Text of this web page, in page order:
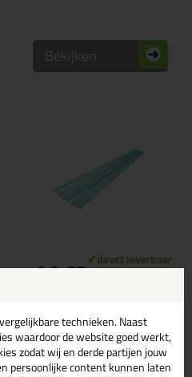
Bekijken
van 5
Hulpmiddel om houtschade in
hoeken makkelijker te
repareren | Vijf verschillende
maten
11,95
technieken. Naast
waardoor de website goed werkt,
zodat wij en derde partijen jouw
persoonlijke content kunnen laten